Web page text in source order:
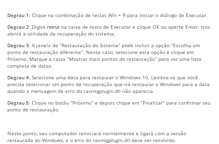
Degrau 1: Clique na combinação de teclas Win + R para iniciar o diálogo de Executar.
Degrau 2: Digite rstrui na caixa de texto de Executar e clique OK ou aperte Enter. Isso
abrirá a utilidade de recuperação do sistema.
Degrau 3: A janela de “Restauração do Sistema” pode incluir a opção “Escolha um
ponto de restauração diferente”. Nesse caso, selecione esta opção e clique em
Próximo. Marque a caixa “Mostrar mais pontos de restauração” para ver uma lista
completa de datas.
Degrau 4: Selecione uma data para restaurar o Windows 10. Lembre-se que você
precisa selecionar um ponto de recuperação que irá restaurar o Windows para a data
quando a mensagem de erro do rasmigplugin.dll não aparecia.
Degrau 5: Clique no botão “Próximo” e depois clique em “Finalizar” para confirmar seu
ponto de restauração.
Neste ponto, seu computador reiniciará normalmente e ligará com a versão
restaurada do Windows, e o erro do rasmigplugin.dll deve ser resolvido.